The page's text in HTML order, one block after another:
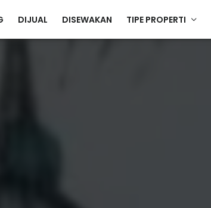
DIJUAL DISEWAKAN TIPE PROPERTI